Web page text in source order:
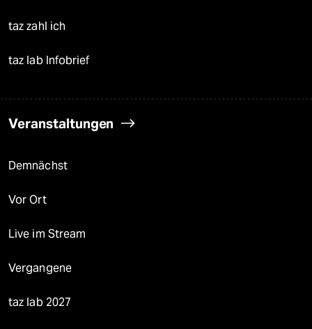
taz zahl ich
taz lab Infobrief
Veranstaltungen
Demnächst
Vor Ort
Live im Stream
Vergangene
taz lab 2027